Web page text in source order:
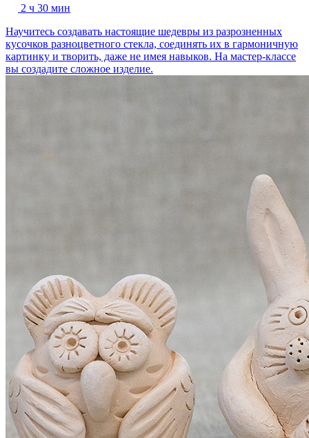
2 ч 30 мин
Научитесь создавать настоящие шедевры из разрозненных
кусочков разноцветного стекла, соединять их в гармоничную
картинку и творить, даже не имея навыков. На мастер-классе
вы создадите сложное изделие.